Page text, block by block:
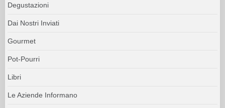
Degustazioni
Dai Nostri Inviati
Gourmet
Pot-Pourri
Libri
Le Aziende Informano